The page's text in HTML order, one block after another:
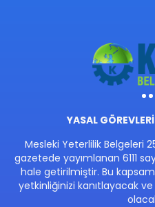
YASAL
Mesleki Yeterlilik Belgeleri
gazetede yayımlanan 6111
hale getirilmiştir. Bu
yetkinliğinizi kanıtlayacak